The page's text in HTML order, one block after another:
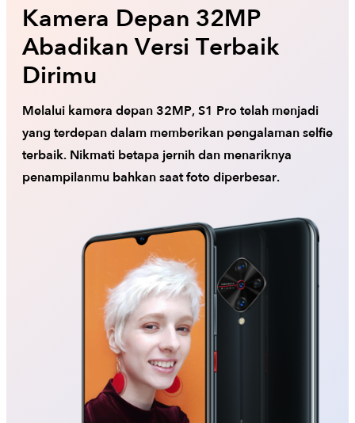
Kamera Depan 32MP
Abadikan Versi Terbaik
Dirimu
Melalui kamera depan 32MP, S1 Pro telah menjadi
yang terdepan dalam memberikan pengalaman selfie
terbaik. Nikmati betapa jernih dan menariknya
penampilanmu bahkan saat foto diperbesar.